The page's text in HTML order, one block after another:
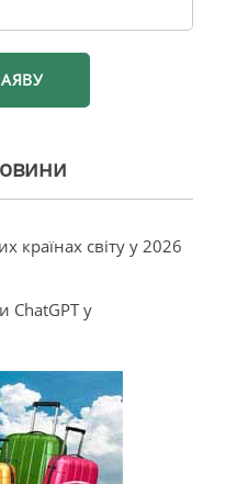
країнах світу у 2026
ChatGPT у